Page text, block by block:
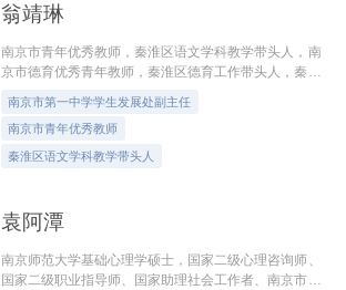
翁靖琳
南京市青年优秀教师，秦淮区语文学科教学带头人，南
京市德育优秀青年教师，秦淮区德育工作带头人，秦淮
区德育优秀青年教师，秦淮区先进教育工作者。曾荣获
江苏省青年教师基本功大赛一等奖，...
南京市第一中学学生发展处副主任
南京市青年优秀教师
秦淮区语文学科教学带头人
袁阿潭
南京师范大学基础心理学硕士，国家二级心理咨询师、
国家二级职业指导师、国家助理社会工作者、南京市中